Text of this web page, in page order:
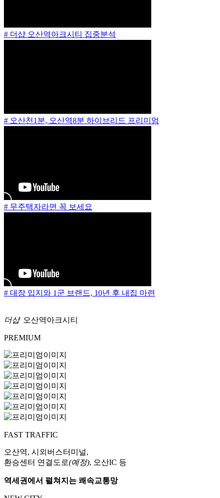
# 더샵 오산역아크시티 집중분석
# 오산천1분, 오산역8분 하이브리드 프리미엄
# 무주택자라면 꼭 보세요
# 대장 입지와 1군 브랜드, 10년 후 내집 마련
더샵 오산역아크시티
PREMIUM
FAST TRAFFIC
오산역, 시외버스터미널,
환승센터 연결도로(예정), 오산IC 등
역세권에서 펼쳐지는 쾌속교통망